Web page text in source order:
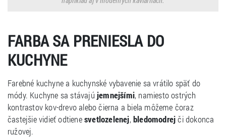
FARBA SA PRENIESLA DO
KUCHYNE
Farebné kuchyne a kuchynské vybavenie sa vrátilo späť do
módy. Kuchyne sa stávajú jemnejšími, namiesto ostrých
kontrastov kov-drevo alebo čierna a biela môžeme čoraz
častejšie vidieť odtienesvetlozelenej,bledomodrejči dokonca
ružovej.